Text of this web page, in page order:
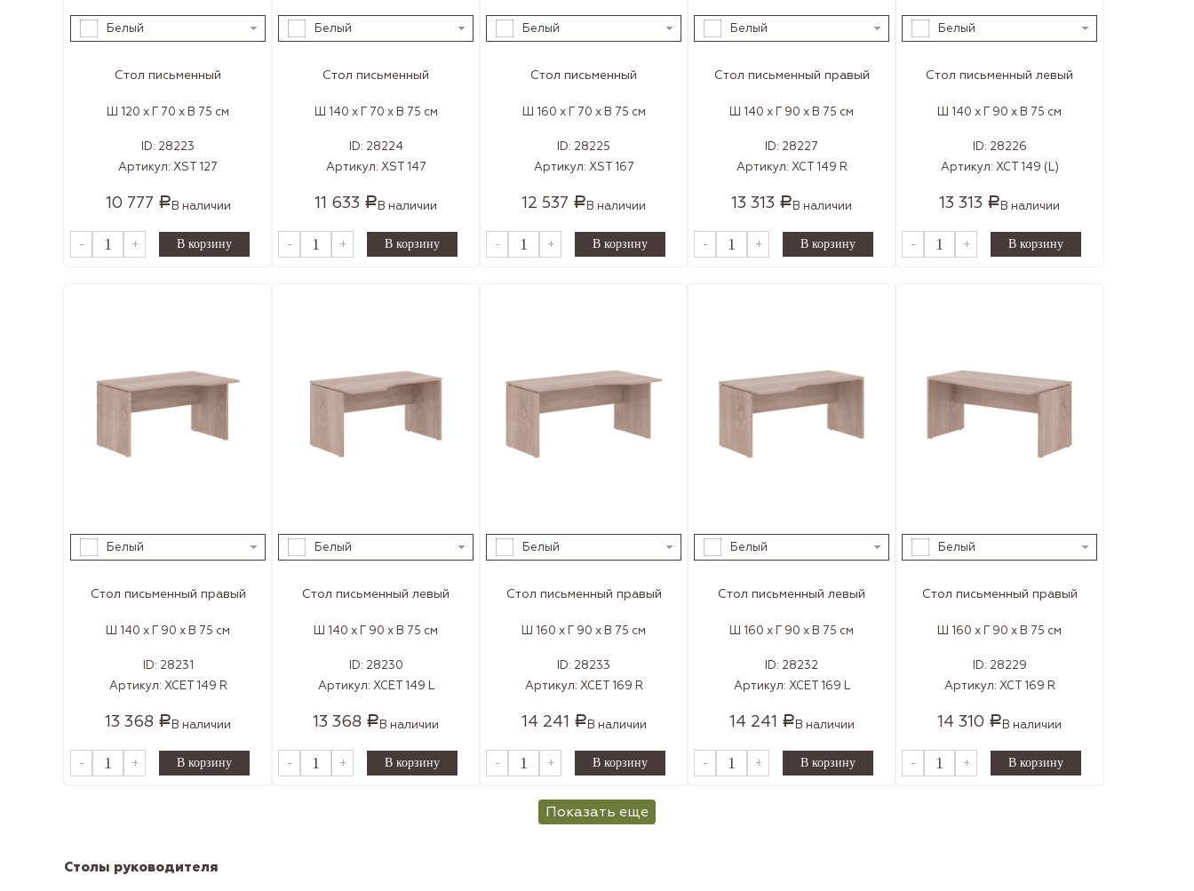
Белый
Стол письменный
Ш 120 x Г 70 x В 75 см
ID: 28223
Артикул: XST 127
10 777 РВ наличии
- +
Белый
Стол письменный
Ш 140 x Г 70 x В 75 см
ID: 28224
Артикул: XST 147
11 633 РВ наличии
- +
Белый
Стол письменный
Ш 160 x Г 70 x В 75 см
ID: 28225
Артикул: XST 167
12 537 РВ наличии
- +
Белый
Стол письменный правый
Ш 140 x Г 90 x В 75 см
ID: 28227
Артикул: XCT 149 R
13 313 РВ наличии
- +
Белый
Стол письменный левый
Ш 140 x Г 90 x В 75 см
ID: 28226
Артикул: XCT 149 (L)
13 313 РВ наличии
- +
Белый
Стол письменный правый
Ш 140 x Г 90 x В 75 см
ID: 28231
Артикул: XCET 149 R
13 368 РВ наличии
- +
Белый
Стол письменный левый
Ш 140 x Г 90 x В 75 см
ID: 28230
Артикул: XCET 149 L
13 368 РВ наличии
- +
Белый
Стол письменный правый
Ш 160 x Г 90 x В 75 см
ID: 28233
Артикул: XCET 169 R
14 241 РВ наличии
- +
Белый
Стол письменный левый
Ш 160 x Г 90 x В 75 см
ID: 28232
Артикул: XCET 169 L
14 241 РВ наличии
- +
Белый
Стол письменный правый
Ш 160 x Г 90 x В 75 см
ID: 28229
Артикул: XCT 169 R
14 310 РВ наличии
- +
Показать еще
Столы руководителя